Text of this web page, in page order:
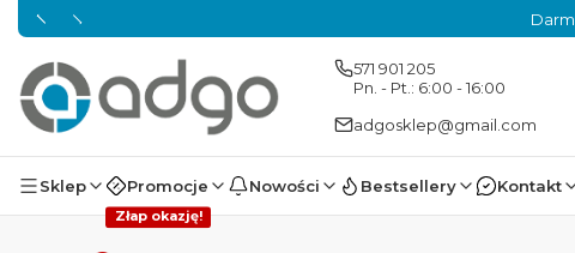
571 901 205
Pn. - Pt.: 6:00 - 16:00
adgosklep@gmail.com
Sklep Promocje
Złap okazję!
Nowości Bestsellery Kontakt